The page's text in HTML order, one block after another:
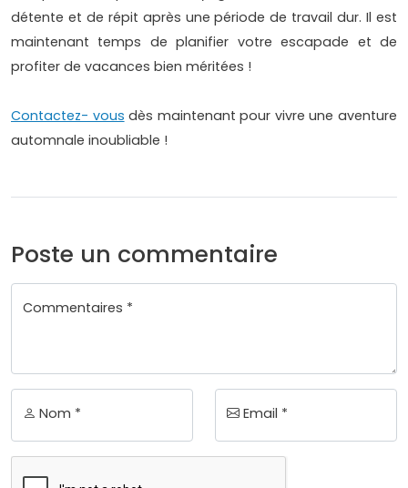
détente et de répit après une période de travail dur. Il est
maintenant temps de planifier votre escapade et de
profiter de vacances bien méritées !
Contactez- vous dès maintenant pour vivre une aventure
automnale inoubliable !
Poste un commentaire
Commentaires *
Nom * Email *